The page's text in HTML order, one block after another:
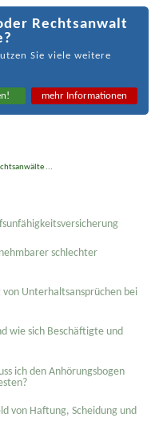
Rechtsanwalt
Sie viele weitere
mehr Informationen
...
schlechter
Unterhaltsansprüchen bei
wie sich Beschäftigte und
ich den Anhörungsbogen
von Haftung, Scheidung und